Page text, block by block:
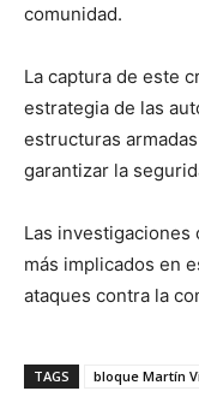
comunidad.
La captura de este
estrategia de las
estructuras
garantizar la
Las
más implicados en
ataques contra la
TAGS bloque Martín